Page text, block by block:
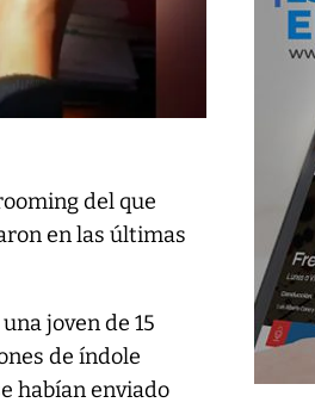
del que
en las últimas
joven de 15
de índole
habían enviado